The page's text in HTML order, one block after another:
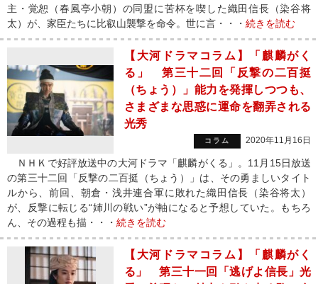
主・覚恕（春風亭小朝）の同盟に苦杯を喫した織田信長（染谷将
太）が、家臣たちに比叡山襲撃を命令。世に言・・・ 続きを読む
【大河ドラマコラム】「麒麟がく
る」 第三十二回「反撃の二百挺
（ちょう）」能力を発揮しつつも、
さまざまな思惑に運命を翻弄される
光秀
コラム 2020年11月16日
ＮＨＫで好評放送中の大河ドラマ「麒麟がくる」。11月15日放送
の第三十二回「反撃の二百挺（ちょう）」は、その勇ましいタイト
ルから、前回、朝倉・浅井連合軍に敗れた織田信長（染谷将太）
が、反撃に転じる“姉川の戦い”が軸になると予想していた。もちろ
ん、その過程も描・・・ 続きを読む
【大河ドラマコラム】「麒麟がく
る」 第三十一回「逃げよ信長」光